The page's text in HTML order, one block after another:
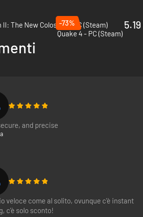
II: The New Colossus - PC (Steam)
-73%
Quake 4 - PC (Steam)
and precise
veloce come al solito, ovunque c'è instant
c'è solo sconto!